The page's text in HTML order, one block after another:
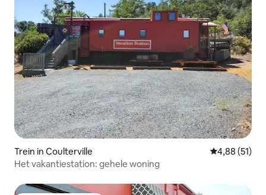
Trein in Coulterville Gemiddelde
4,88 (51)
Het vakantiestation: gehele woning